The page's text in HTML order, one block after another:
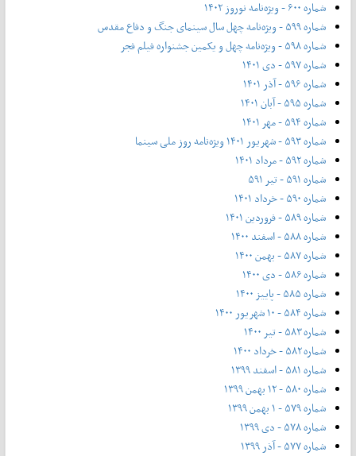
شماره ۶۰۰ - ویژه‌نامه نوروز ۱۴۰۲
شماره ۵۹۹ - ویژه‌نامه چهل سال سینمای جنگ و دفاع مقدس
شماره ۵۹۸ - ویژه‌نامه چهل و یکمین جشنواره فیلم فجر
شماره ۵۹۷ - دی ۱۴۰۱
شماره ۵۹۶ - آذر ۱۴۰۱
شماره ۵۹۵ - آبان ۱۴۰۱
شماره ۵۹۴ - مهر ۱۴۰۱
شماره ۵۹۳ - شهریور ۱۴۰۱ ویژه‌نامه روز ملی سینما
شماره ۵۹۲ - مرداد ۱۴۰۱
شماره ۵۹۱ - تیر ۵۹۱
شماره ۵۹۰ - خرداد ۱۴۰۱
شماره ۵۸۹ - فروردین ۱۴۰۱
شماره ۵۸۸ - اسفند ۱۴۰۰
شماره ۵۸۷ - بهمن ۱۴۰۰
شماره ۵۸۶ - دی ۱۴۰۰
شماره ۵۸۵ - پاییز ۱۴۰۰
شماره ۵۸۴ - ۱۰ شهریور ۱۴۰۰
شماره ۵۸۳ - تیر ۱۴۰۰
شماره ۵۸۲ - خرداد ۱۴۰۰
شماره ۵۸۱ - اسفند ۱۳۹۹
شماره ۵۸۰ - ۱۲ بهمن ۱۳۹۹
شماره ۵۷۹ - ۱ بهمن ۱۳۹۹
شماره ۵۷۸ - دی ۱۳۹۹
شماره ۵۷۷ - آذر ۱۳۹۹